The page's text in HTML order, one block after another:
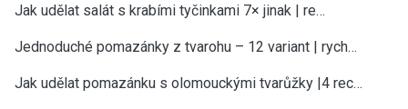
Jak udělat salát s krabími tyčinkami 7× jinak | re…
Jednoduché pomazánky z tvarohu – 12 variant | rych…
Jak udělat pomazánku s olomouckými tvarůžky |4 rec…